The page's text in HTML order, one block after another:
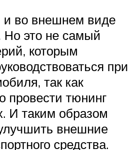
и во внешнем виде
Но это не самый
которым
при
так как
провести тюнинг
И таким образом
внешние
средства.